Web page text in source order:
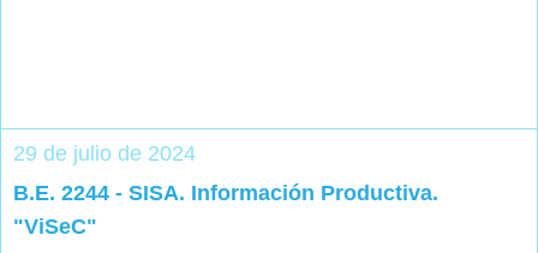
29 de julio de 2024
B.E. 2244 - SISA. Información Productiva.
"ViSeC"